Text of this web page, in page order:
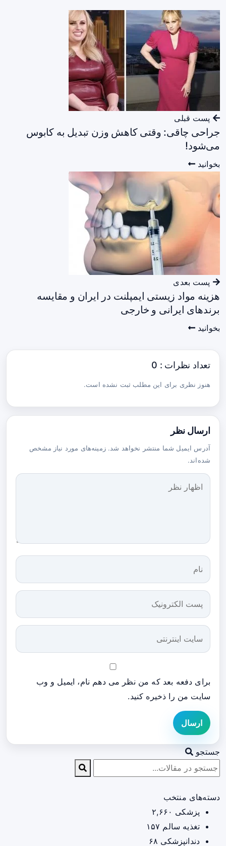
پست قبلی
جراحی چاقی: وقتی کاهش وزن تبدیل به کابوس
می‌شود!
بخوانید
پست بعدی
هزینه مواد زیستی ایمپلنت در ایران و مقایسه
برندهای ایرانی و خارجی
بخوانید
تعداد نظرات : 0
هنوز نظری برای این مطلب ثبت نشده است.
ارسال نظر
آدرس ایمیل شما منتشر نخواهد شد. زمینه‌های مورد نیاز مشخص
شده‌اند.
برای دفعه بعد که من نظر می دهم نام، ایمیل و وب
سایت من را ذخیره کنید.
ارسال
جستجو
دسته‌های منتخب
پزشکی ۲,۶۶۰
تغذیه سالم ۱۵۷
دندانپزشکی ۶۸